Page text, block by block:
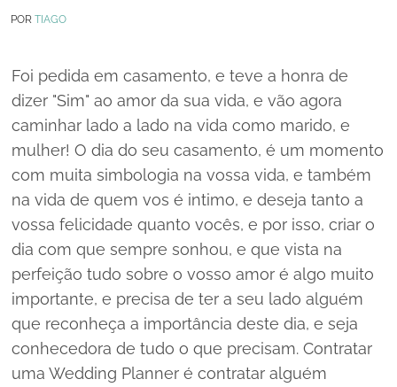
POR TIAGO
Foi pedida em casamento, e teve a honra de
dizer "Sim" ao amor da sua vida, e vão agora
caminhar lado a lado na vida como marido, e
mulher! O dia do seu casamento, é um momento
com muita simbologia na vossa vida, e também
na vida de quem vos é intimo, e deseja tanto a
vossa felicidade quanto vocês, e por isso, criar o
dia com que sempre sonhou, e que vista na
perfeição tudo sobre o vosso amor é algo muito
importante, e precisa de ter a seu lado alguém
que reconheça a importância deste dia, e seja
conhecedora de tudo o que precisam. Contratar
uma Wedding Planner é contratar alguém